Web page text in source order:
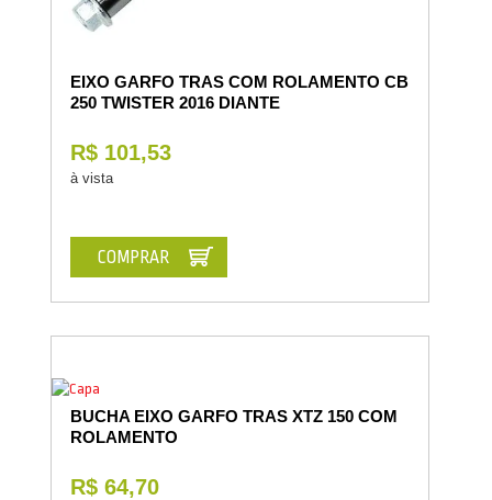
EIXO GARFO TRAS COM ROLAMENTO CB
250 TWISTER 2016 DIANTE
R$ 101,53
à vista
COMPRAR
BUCHA EIXO GARFO TRAS XTZ 150 COM
ROLAMENTO
R$ 64,70